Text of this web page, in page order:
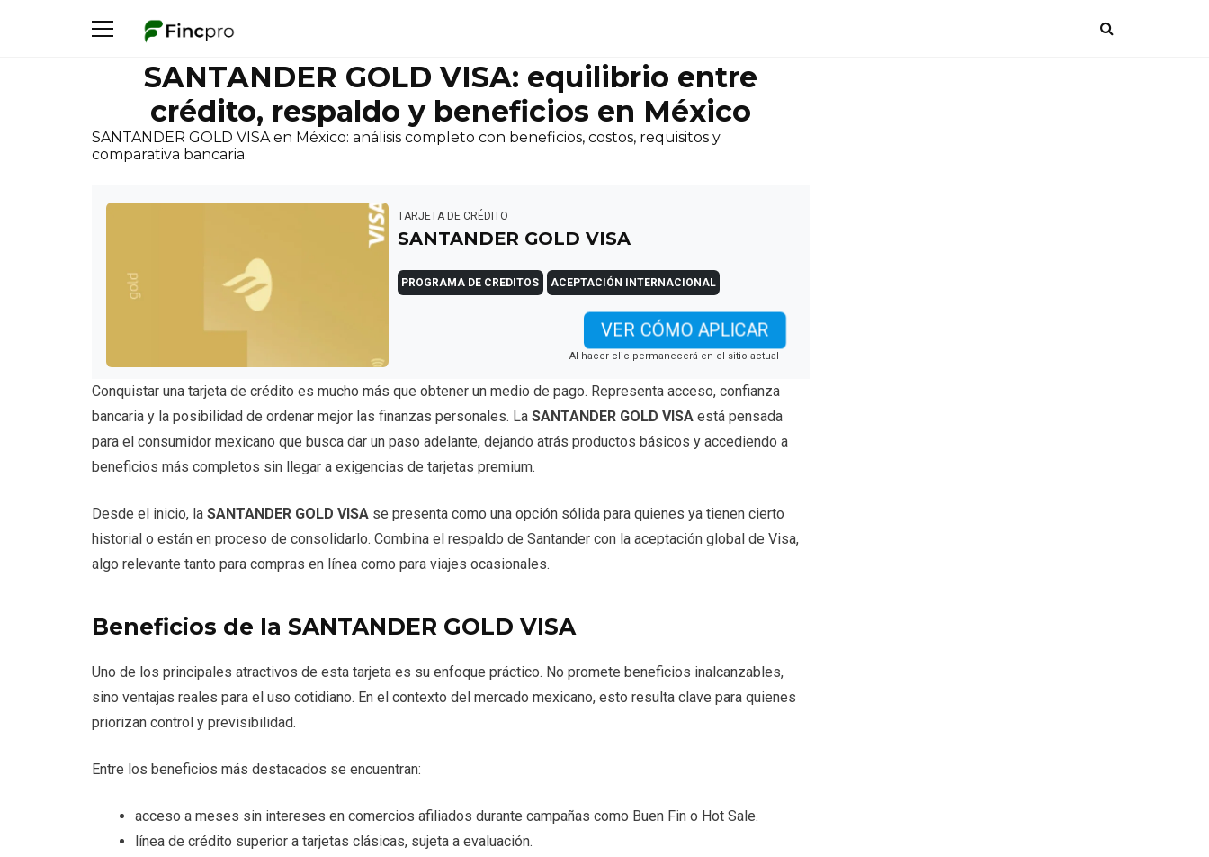
SANTANDER GOLD VISA: equilibrio entre
crédito, respaldo y beneficios en México
SANTANDER GOLD VISA en México: análisis completo con beneficios, costos, requisitos y
comparativa bancaria.
TARJETA DE CRÉDITO
SANTANDER GOLD VISA
PROGRAMA DE CREDITOS ACEPTACIÓN INTERNACIONAL
VER CÓMO APLICAR
Al hacer clic permanecerá en el sitio actual
Conquistar una tarjeta de crédito es mucho más que obtener un medio de pago. Representa acceso, confianza
bancaria y la posibilidad de ordenar mejor las finanzas personales. La SANTANDER GOLD VISA está pensada
para el consumidor mexicano que busca dar un paso adelante, dejando atrás productos básicos y accediendo a
beneficios más completos sin llegar a exigencias de tarjetas premium.
Desde el inicio, la SANTANDER GOLD VISA se presenta como una opción sólida para quienes ya tienen cierto
historial o están en proceso de consolidarlo. Combina el respaldo de Santander con la aceptación global de Visa,
algo relevante tanto para compras en línea como para viajes ocasionales.
Beneficios de la SANTANDER GOLD VISA
Uno de los principales atractivos de esta tarjeta es su enfoque práctico. No promete beneficios inalcanzables,
sino ventajas reales para el uso cotidiano. En el contexto del mercado mexicano, esto resulta clave para quienes
priorizan control y previsibilidad.
Entre los beneficios más destacados se encuentran:
acceso a meses sin intereses en comercios afiliados durante campañas como Buen Fin o Hot Sale.
línea de crédito superior a tarjetas clásicas, sujeta a evaluación.